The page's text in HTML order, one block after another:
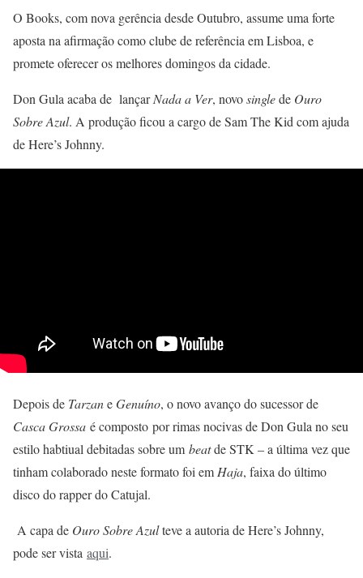
O Books, com nova gerência desde Outubro, assume uma forte
aposta na afirmação como clube de referência em Lisboa, e
promete oferecer os melhores domingos da cidade.
Don Gula acaba de lançarNada a Ver, novosinglede Ouro
Sobre Azul. A produção ficou a cargo de Sam The Kid com ajuda
de Here’s Johnny.
Depois de TarzaneGenuíno, o novo avanço do sucessor de
Casca Grossa é composto por rimas nocivas de Don Gula no seu
estilo habtiual debitadas sobre um beatde STK – a última vez que
tinham colaborado neste formato foi em Haja, faixa do último
disco do rapper do Catujal.
A capa de Ouro Sobre Azulteve a autoria de Here’s Johnny,
pode ser vista aqui.